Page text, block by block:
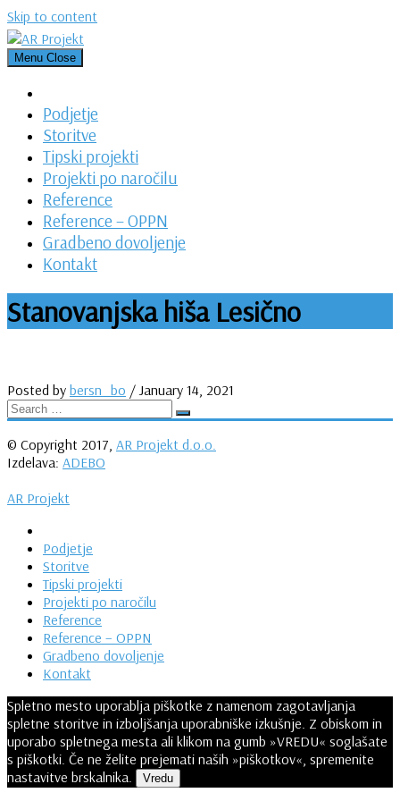
Skip to content
Menu Close
Podjetje
Storitve
Tipski projekti
Projekti po naročilu
Reference
Reference – OPPN
Gradbeno dovoljenje
Kontakt
Stanovanjska hiša Lesično
Posted by bersn_bo / January 14, 2021
© Copyright 2017, AR Projekt d.o.o.
Izdelava: ADEBO
AR Projekt
Podjetje
Storitve
Tipski projekti
Projekti po naročilu
Reference
Reference – OPPN
Gradbeno dovoljenje
Kontakt
Spletno mesto uporablja piškotke z namenom zagotavljanja
spletne storitve in izboljšanja uporabniške izkušnje. Z obiskom in
uporabo spletnega mesta ali klikom na gumb »VREDU« soglašate
s piškotki. Če ne želite prejemati naših »piškotkov«, spremenite
nastavitve brskalnika.
Vredu